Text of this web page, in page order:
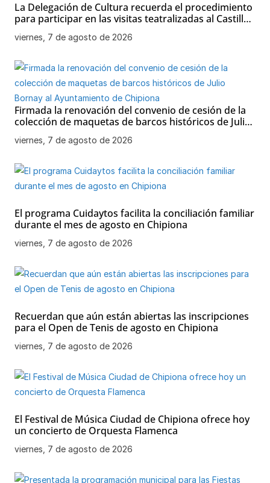
La Delegación de Cultura recuerda el procedimiento
para participar en las visitas teatralizadas al Castillo
de Chipiona
viernes, 7 de agosto de 2026
Firmada la renovación del convenio de cesión de la
colección de maquetas de barcos históricos de Julio
Bornay al Ayuntamiento de Chipiona
viernes, 7 de agosto de 2026
El programa Cuidaytos facilita la conciliación familiar
durante el mes de agosto en Chipiona
viernes, 7 de agosto de 2026
Recuerdan que aún están abiertas las inscripciones
para el Open de Tenis de agosto en Chipiona
viernes, 7 de agosto de 2026
El Festival de Música Ciudad de Chipiona ofrece hoy
un concierto de Orquesta Flamenca
viernes, 7 de agosto de 2026